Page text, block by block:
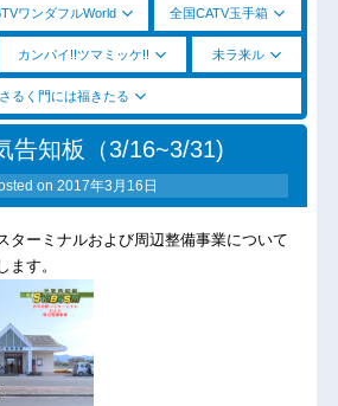
ワンダフルWorld 全国CATV玉手箱
カンパイ!!ツマミッケ!! 未ラ来ル
さるく門には福きたる
告知板（3/16~3/31)
on 2017年3月16日
ターミナルおよび周辺整備事業について
ます。